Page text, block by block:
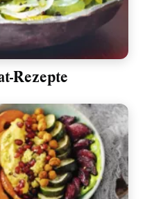
Rezepte